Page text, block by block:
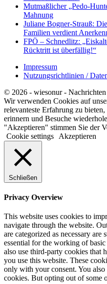
Mutmaßlicher „Pedo-
Mahnung
Juliane Bogner-Strauß:
Familien verdient
FPÖ – Schnedlitz:
Rücktritt ist überfällig!“
Impressum
Nutzungsrichtlinien /
© 2026 - wiesonur -
Wir verwenden Cookies auf
relevanteste Erfahrung zu
erinnern und Besuche
"Akzeptieren" stimmen Sie der
Cookie settings
Akzeptieren
Schließen
Privacy Overview
This website uses cookies to
navigate through the website.
are categorized as necessary
essential for the working of
also use third-party cookies that
you use this website. These
only with your consent. You
cookies. But opting out of some